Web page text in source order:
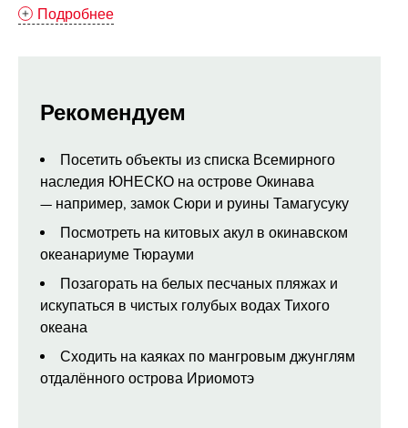
Подробнее
Рекомендуем
Посетить объекты из списка Всемирного
наследия ЮНЕСКО на острове Окинава
— например, замок Сюри и руины Тамагусуку
Посмотреть на китовых акул в окинавском
океанариуме Тюрауми
Позагорать на белых песчаных пляжах и
искупаться в чистых голубых водах Тихого
океана
Сходить на каяках по мангровым джунглям
отдалённого острова Ириомотэ